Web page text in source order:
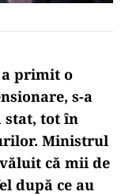
a primit o
s-a
stat, tot în
Ministrul
că mii de
după ce au